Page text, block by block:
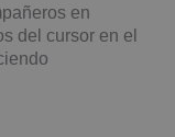
en
del cursor en el